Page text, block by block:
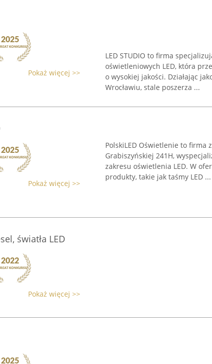
Pokaż więcej >>
LED STUDIO to firma
oświetleniowych LED, która
o wysokiej jakości. Działając
Wrocławiu, stale poszerza ...
Pokaż więcej >>
PolskiLED Oświetlenie to firma
Grabiszyńskiej 241H,
zakresu oświetlenia LED. W
produkty, takie jak taśmy LED ...
światła LED
Pokaż więcej >>